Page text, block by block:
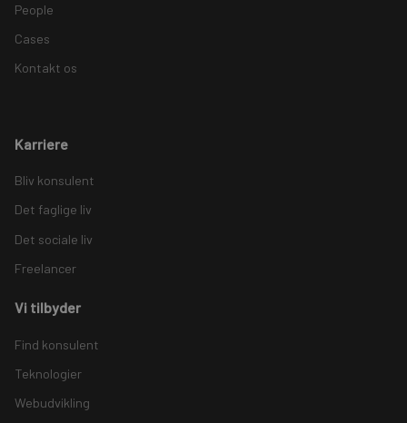
People
Cases
Kontakt os
Karriere
Bliv konsulent
Det faglige liv
Det sociale liv
Freelancer
Vi tilbyder
Find konsulent
Teknologier
Webudvikling